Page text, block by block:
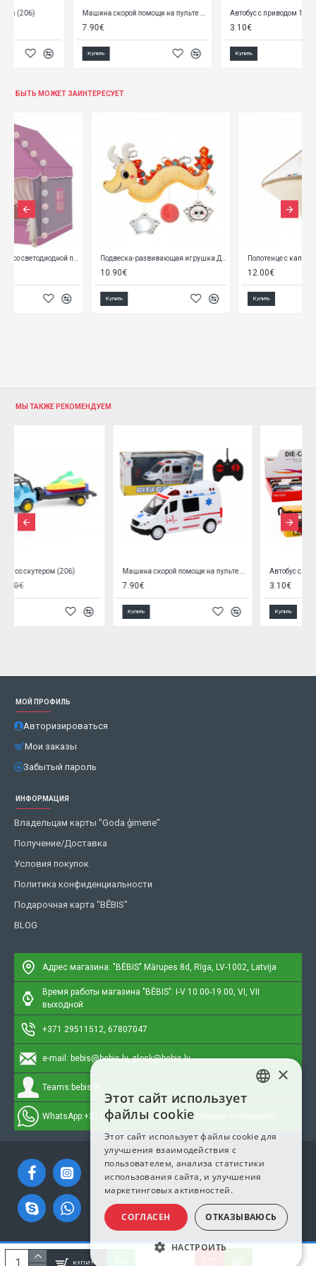
КУПИТЬ
Машина скорой помощи на пульте 04783 (RC)
Купить
Aвтобус с приводом 15 см (металлический) 19114
Купить
БЫТЬ МОЖЕТ ЗАИНТЕРЕСУЕТ
Подвеска-развивающая игрушка ДРАКОША A0703
Купить
Полотенце с капюшоном BEAR 100x100 cm A1252
Купить
МЫ ТАКЖЕ РЕКОМЕНДУЕМ
Машина скорой помощи на пульте 04783 (RC) Aвтобус с приводом 15 см (металлический) 19114
МОЙ ПРОФИЛЬ
Авторизироваться
Мои заказы
Забытый пароль
ИНФОРМАЦИЯ
Владельцам карты "Goda ģimene"
Получение/Доставка
Условия покупок
Политика конфиденциальности
Подарочная карта "BĒBIS"
BLOG
Адрес магазина: "BĒBIS" Mārupes 8d, Rīga, LV-1002, Latvija
Время работы магазина "BĒBIS": I-V 10:00-19:00, VI, VII
выходной
+371 29511512, 67807047
e-mail: bebis@bebis.lv, glosk@bebis.lv
Teams: bebis.lv
WhatsApp:+371 295511512, 20579272 (только сообщения)
Copyright © 2023, Bebis.lv, Все права защищены
×
Этот сайт использует
файлы cookie
Этот сайт использует файлы cookie для
улучшения взаимодействия с
пользователем, анализа статистики
использования сайта, и улучшения
маркетинговых активностей.
СОГЛАСЕН ОТКАЗЫВАЮСЬ
НАСТРОИТЬ